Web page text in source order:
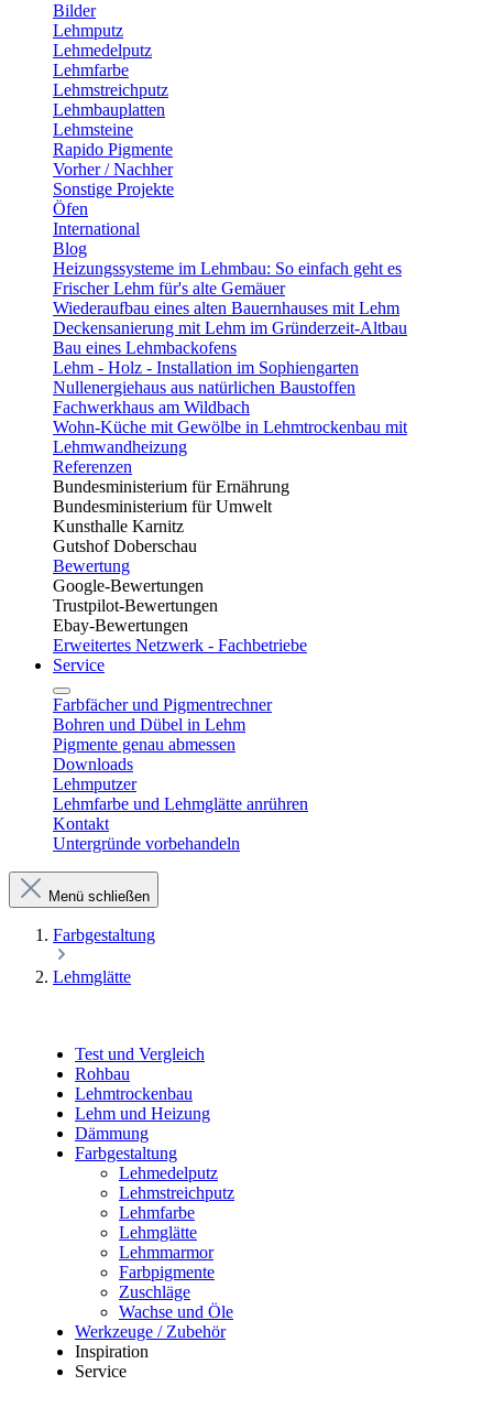
Bilder
Lehmputz
Lehmedelputz
Lehmfarbe
Lehmstreichputz
Lehmbauplatten
Lehmsteine
Rapido Pigmente
Vorher / Nachher
Sonstige Projekte
Öfen
International
Blog
Heizungssysteme im Lehmbau: So einfach geht es
Frischer Lehm für's alte Gemäuer
Wiederaufbau eines alten Bauernhauses mit Lehm
Deckensanierung mit Lehm im Gründerzeit-Altbau
Bau eines Lehmbackofens
Lehm - Holz - Installation im Sophiengarten
Nullenergiehaus aus natürlichen Baustoffen
Fachwerkhaus am Wildbach
Wohn-Küche mit Gewölbe in Lehmtrockenbau mit
Lehmwandheizung
Referenzen
Bundesministerium für Ernährung
Bundesministerium für Umwelt
Kunsthalle Karnitz
Gutshof Doberschau
Bewertung
Google-Bewertungen
Trustpilot-Bewertungen
Ebay-Bewertungen
Erweitertes Netzwerk - Fachbetriebe
Service
Farbfächer und Pigmentrechner
Bohren und Dübel in Lehm​
Pigmente genau abmessen
Downloads
Lehmputzer
Lehmfarbe und Lehmglätte anrühren
Kontakt
Untergründe vorbehandeln
Menü schließen
Farbgestaltung
Lehmglätte
Test und Vergleich
Rohbau
Lehmtrockenbau
Lehm und Heizung
Dämmung
Farbgestaltung
Lehmedelputz
Lehmstreichputz
Lehmfarbe
Lehmglätte
Lehmmarmor
Farbpigmente
Zuschläge
Wachse und Öle
Werkzeuge / Zubehör
Inspiration
Service